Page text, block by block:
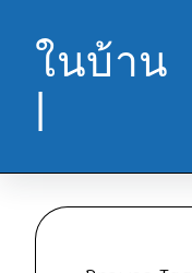
ในบ้าน
|